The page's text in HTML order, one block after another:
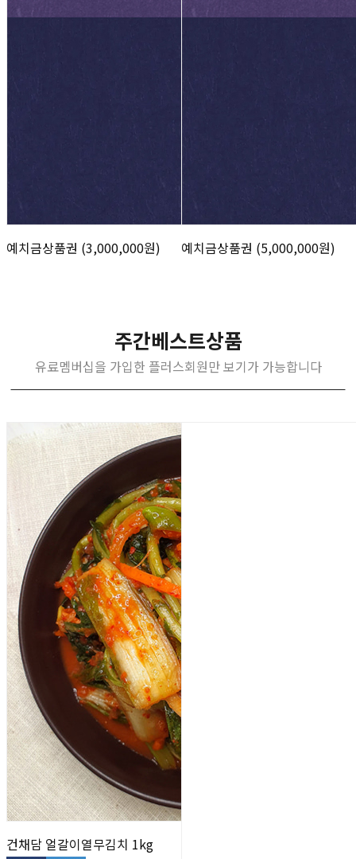
예치금상품권 (3,000,000원) 예치금상품권 (5,000,000원)
주간베스트상품
유료멤버십을 가입한 플러스회원만 보기가 가능합니다
건채담 얼갈이열무김치 1kg